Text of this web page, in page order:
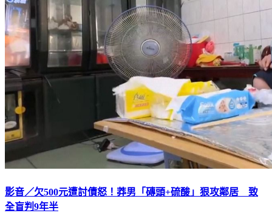
影音／欠500元遭討債怒！莽男「磚頭+硫酸」狠攻鄰居 致
全盲判9年半